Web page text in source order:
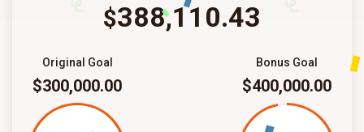
$388,110.43
Bonus Goal
$400,000.00
Original Goal
$300,000.00